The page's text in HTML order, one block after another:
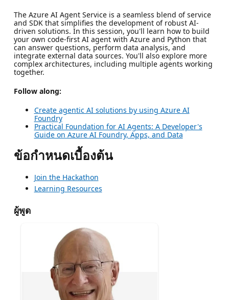
The Azure AI Agent Service is a seamless blend of service
and SDK that simplifies the development of robust AI-
driven solutions. In this session, you'll learn how to build
your own code-first AI agent with Azure and Python that
can answer questions, perform data analysis, and
integrate external data sources. You'll also explore more
complex architectures, including multiple agents working
together.
Follow along:
Create agentic AI solutions by using Azure AI
Foundry
Practical Foundation for AI Agents: A Developer's
Guide on Azure AI Foundry, Apps, and Data
ข้อกำหนดเบื้องต้น
Join the Hackathon
Learning Resources
ผู้พูด